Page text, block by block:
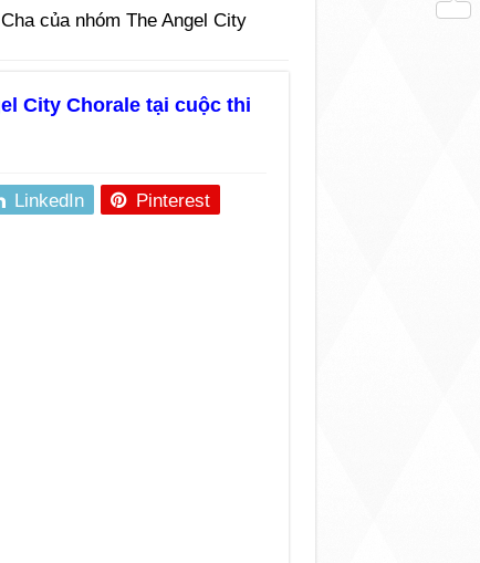
của nhóm The Angel City
City Chorale tại cuộc thi
LinkedIn Pinterest